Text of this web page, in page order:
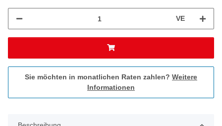
VE
Sie möchten in monatlichen Raten zahlen? Weitere
Informationen